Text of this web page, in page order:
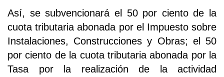
Así, se subvencionará el 50 por ciento de la
cuota tributaria abonada por el Impuesto sobre
Instalaciones, Construcciones y Obras; el 50
por ciento de la cuota tributaria abonada por la
Tasa por la realización de la actividad